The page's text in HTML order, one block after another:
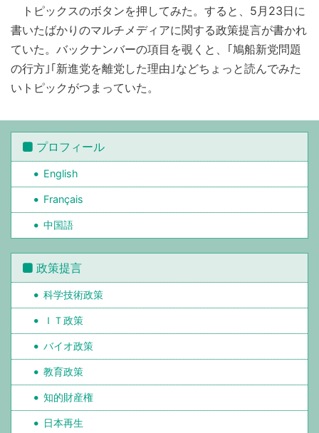
トピックスのボタンを押してみた。すると、5月23日に
書いたばかりのマルチメディアに関する政策提言が書かれ
ていた。バックナンバーの項目を覗くと、｢鳩船新党問題
の行方｣｢新進党を離党した理由｣などちょっと読んでみた
いトピックがつまっていた。
プロフィール
English
Français
中国語
政策提言
科学技術政策
ＩＴ政策
バイオ政策
教育政策
知的財産権
日本再生